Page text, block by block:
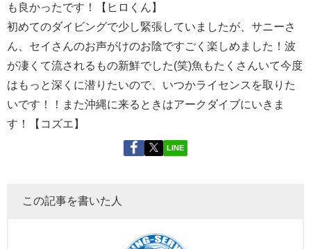
も良かったです！【ヒロくん】
初めてのダイビングで少し緊張していましたが、サニーさ
ん、セイさんのお声がけのお陰ですごく楽しめました！波
が凄くて流されるもの新鮮でした(笑)魚もたくさんいて今度
はもっと深くに潜りたいので、いつかライセンスを取りた
いです！！また沖縄に来るときはアークダイブにいきま
す！【コズエ】
LINE
この記事を書いた人